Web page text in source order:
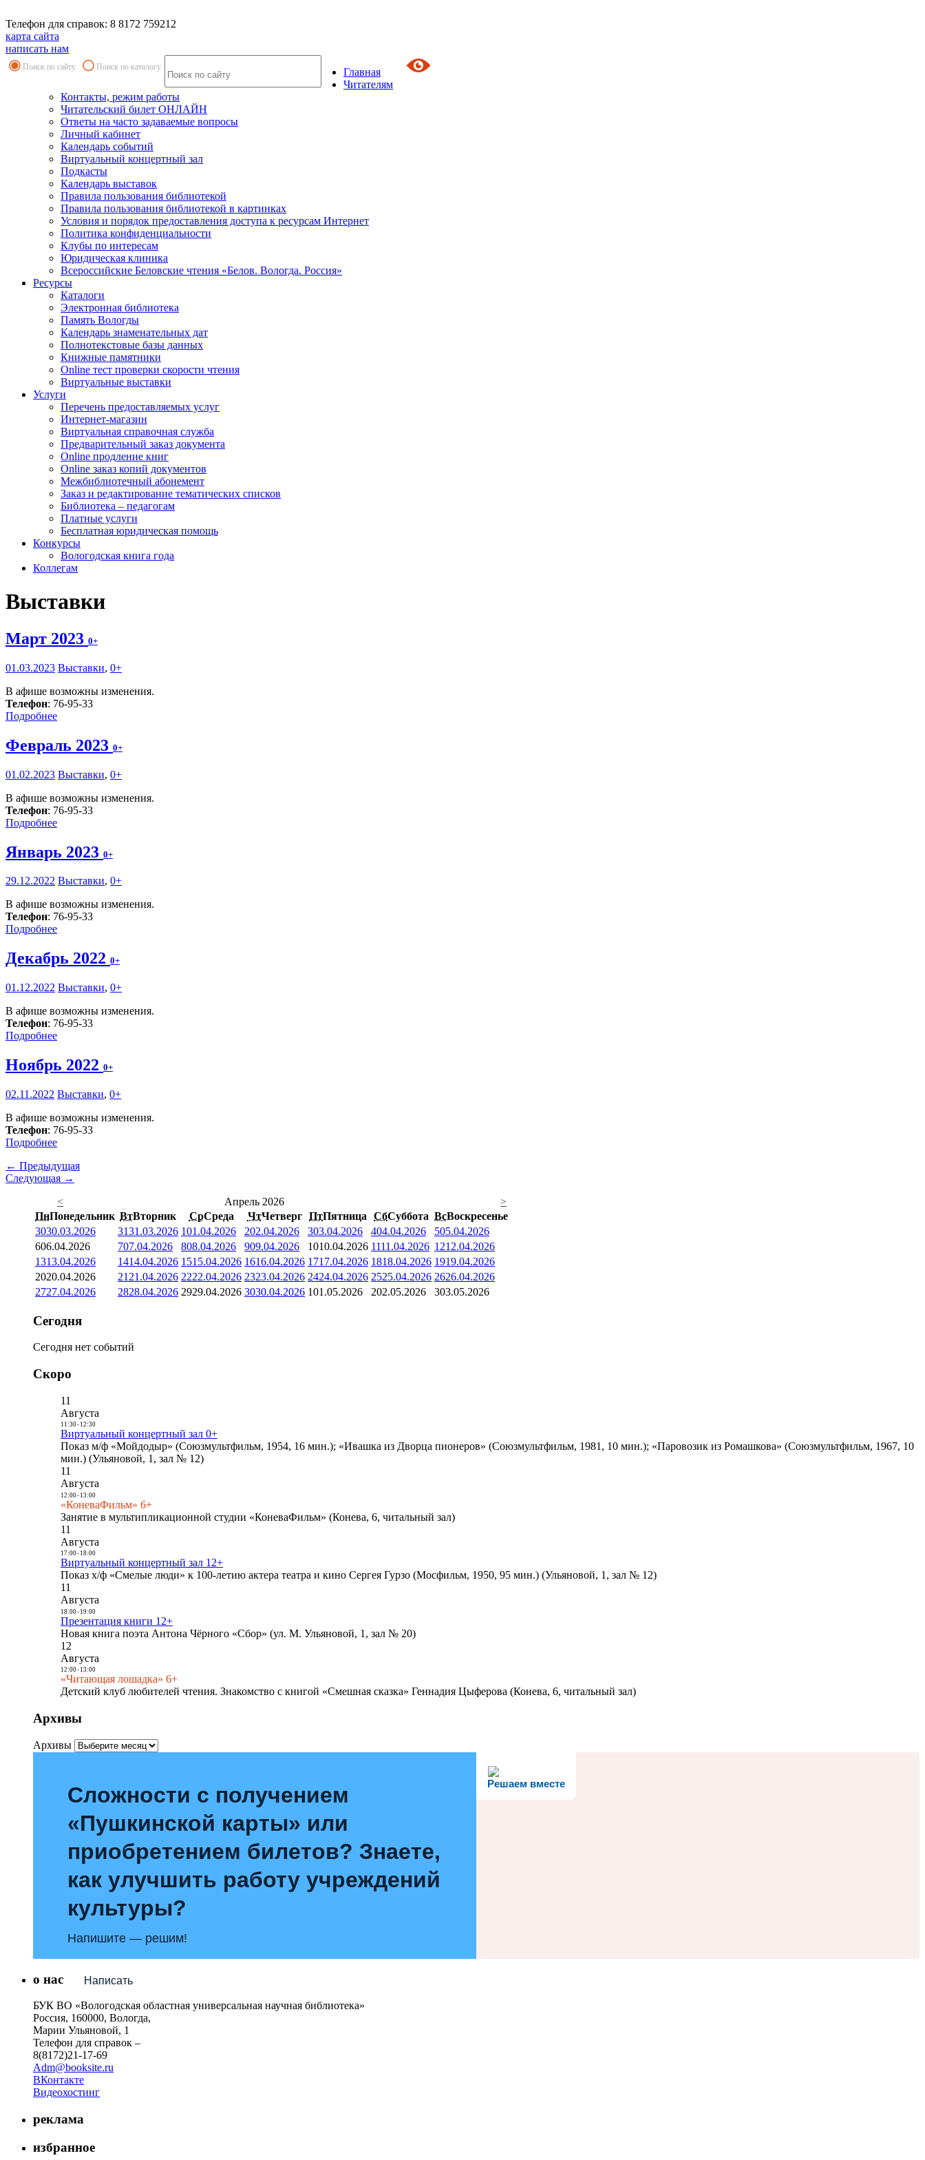
Телефон для справок: 8 8172 759212
карта сайта
написать нам
Поиск по сайту Поиск по каталогу
Главная
Читателям
Контакты, режим работы
Читательский билет ОНЛАЙН
Ответы на часто задаваемые вопросы
Личный кабинет
Календарь событий
Виртуальный концертный зал
Подкасты
Календарь выставок
Правила пользования библиотекой
Правила пользования библиотекой в картинках
Условия и порядок предоставления доступа к ресурсам Интернет
Политика конфиденциальности
Клубы по интересам
Юридическая клиника
Всероссийские Беловские чтения «Белов. Вологда. Россия»
Ресурсы
Каталоги
Электронная библиотека
Память Вологды
Календарь знаменательных дат
Полнотекстовые базы данных
Книжные памятники
Online тест проверки скорости чтения
Виртуальные выставки
Услуги
Перечень предоставляемых услуг
Интернет-магазин
Виртуальная справочная служба
Предварительный заказ документа
Online продление книг
Online заказ копий документов
Межбиблиотечный абонемент
Заказ и редактирование тематических списков
Библиотека – педагогам
Платные услуги
Бесплатная юридическая помощь
Конкурсы
Вологодская книга года
Коллегам
Выставки
Март 2023 0+
01.03.2023 Выставки, 0+
В афише возможны изменения.
Телефон: 76-95-33
Подробнее
Февраль 2023 0+
01.02.2023 Выставки, 0+
В афише возможны изменения.
Телефон: 76-95-33
Подробнее
Январь 2023 0+
29.12.2022 Выставки, 0+
В афише возможны изменения.
Телефон: 76-95-33
Подробнее
Декабрь 2022 0+
01.12.2022 Выставки, 0+
В афише возможны изменения.
Телефон: 76-95-33
Подробнее
Ноябрь 2022 0+
02.11.2022 Выставки, 0+
В афише возможны изменения.
Телефон: 76-95-33
Подробнее
← Предыдущая
Следующая →
<
Апрель 2026
>
ПнПонедельник ВтВторник СрСреда ЧтЧетверг ПтПятница СбСуббота ВсВоскресенье
3030.03.2026 3131.03.2026 101.04.2026 202.04.2026 303.04.2026 404.04.2026 505.04.2026
606.04.2026 707.04.2026 808.04.2026 909.04.2026 1010.04.2026 1111.04.2026 1212.04.2026
1313.04.2026 1414.04.2026 1515.04.2026 1616.04.2026 1717.04.2026 1818.04.2026 1919.04.2026
2020.04.2026 21 21.04.2026 2222.04.2026 2323.04.2026 2424.04.2026 2525.04.2026 2626.04.2026
2727.04.2026 2828.04.2026 2929.04.2026 3030.04.2026 101.05.2026 202.05.2026 303.05.2026
Сегодня
Сегодня нет событий
Скоро
11
Августа
11:30- 12:30
Виртуальный концертный зал 0+
Показ м/ф «Мойдодыр» (Союзмультфильм, 1954, 16 мин.); «Ивашка из Дворца пионеров» (Союзмультфильм, 1981, 10 мин.); «Паровозик из Ромашкова» (Союзмультфильм, 1967, 10
мин.) (Ульяновой, 1, зал № 12)
11
Августа
12:00- 13:00
«КоневаФильм» 6+
Занятие в мультипликационной студии «КоневаФильм» (Конева, 6, читальный зал)
11
Августа
17:00- 18:00
Виртуальный концертный зал 12+
Показ х/ф «Смелые люди» к 100-летию актера театра и кино Сергея Гурзо (Мосфильм, 1950, 95 мин.) (Ульяновой, 1, зал № 12)
11
Августа
18:00- 19:00
Презентация книги 12+
Новая книга поэта Антона Чёрного «Сбор» (ул. М. Ульяновой, 1, зал № 20)
12
Августа
12:00- 13:00
«Читающая лошадка» 6+
Детский клуб любителей чтения. Знакомство с книгой «Смешная сказка» Геннадия Цыферова (Конева, 6, читальный зал)
Архивы
Архивы
Решаем вместе
Сложности с получением
«Пушкинской карты» или
приобретением билетов? Знаете,
как улучшить работу учреждений
культуры?
Напишите — решим!
Написать
о нас
БУК ВО «Вологодская областная универсальная научная библиотека»
Россия, 160000, Вологда,
Марии Ульяновой, 1
Телефон для справок –
8(8172)21-17-69
Adm@booksite.ru
ВКонтакте
Видеохостинг
реклама
избранное